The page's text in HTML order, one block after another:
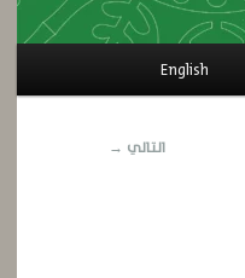
English
التالي →